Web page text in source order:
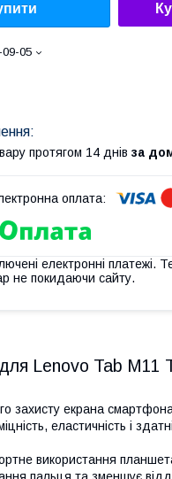
09-05
протягом 14 днів за
електронні платежі.
не покидаючи сайту.
Lenovo Tab
захисту екрана
еластичність і
використання планшета
пальця та зменшує